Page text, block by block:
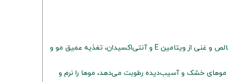
روغن آرگان لایتنس با ترکیبات خالص و غنی از ویتامین E و آنتی‌اکسیدان، تغذیه عمیق مو و
خشک و آسیب‌دیده رطوبت می‌دهد، موها را نرم و